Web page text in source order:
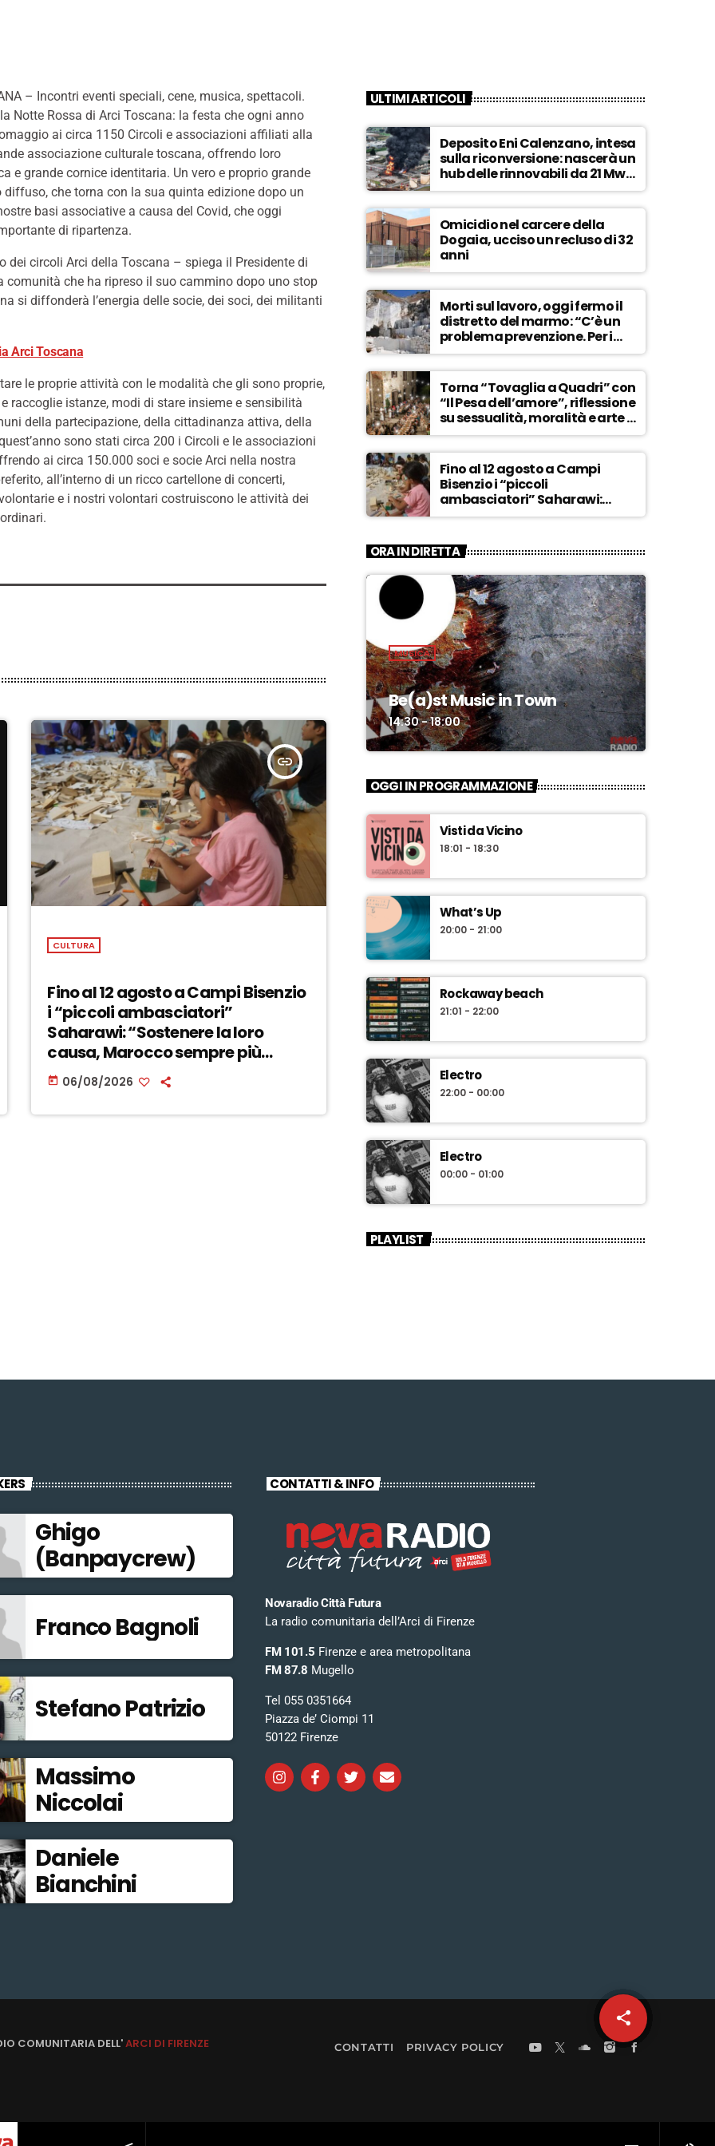
share
email
– Incontri eventi speciali, cene, musica, spettacoli.
Notte Rossa di Arci Toscana: la festa che ogni anno
ai circa 1150 Circoli e associazioni affiliati alla
associazione culturale toscana, offrendo loro
e grande cornice identitaria. Un vero e proprio grande
diffuso, che torna con la sua quinta edizione dopo un
basi associative a causa del Covid, che oggi
di ripartenza.
dei circoli Arci della Toscana – spiega il Presidente di
che ha ripreso il suo cammino dopo uno stop
si diffonderà l’energia delle socie, dei soci, dei militanti
Arci Toscana
le proprie attività con le modalità che gli sono proprie,
raccoglie istanze, modi di stare insieme e sensibilità
della partecipazione, della cittadinanza attiva, della
sono stati circa 200 i Circoli e le associazioni
ai circa 150.000 soci e socie Arci nella nostra
all’interno di un ricco cartellone di concerti,
e i nostri volontari costruiscono le attività dei
insert_link
CULTURA
Fino al 12 agosto a Campi Bisenzio
i “piccoli ambasciatori”
Saharawi: “Sostenere la loro
causa, Marocco sempre più
invadente” – ASCOLTA
today 06/08/2026
ULTIMI ARTICOLI
Deposito Eni Calenzano, intesa
sulla riconversione: nascerà un
hub delle rinnovabili da 21 Mw –
ASCOLTA
Omicidio nel carcere della
Dogaia, ucciso un recluso di 32
anni
Morti sul lavoro, oggi fermo il
distretto del marmo: “C’è un
problema prevenzione. Per i
controlli, un solo ispettore” –
ASCOLTA
Torna “Tovaglia a Quadri” con
“Il Pesa dell’amore”, riflessione
su sessualità, moralità e arte –
ASCOLTA
Fino al 12 agosto a Campi
Bisenzio i “piccoli
ambasciatori” Saharawi:
“Sostenere la loro causa,
invadente” – ASCOLTA
ORA IN DIRETTA
MUSICA
Be(a)st Music in Town
14:30 - 18:00
OGGI IN PROGRAMMAZIONE
Visti da Vicino
18:01 - 18:30
What’s Up
20:00 - 21:00
Rockaway beach
21:01 - 22:00
Electro
22:00 - 00:00
Electro
00:00 - 01:00
PLAYLIST
Ghigo
(Banpaycrew)
Franco Bagnoli
Stefano Patrizio
Massimo
Niccolai
Daniele
Bianchini
CONTATTI & INFO
Novaradio Città Futura
La radio comunitaria dell’Arci di Firenze
FM 101.5 Firenze e area metropolitana
FM 87.8 Mugello
Tel 055 0351664
Piazza de’ Ciompi 11
50122 Firenze
COMUNITARIA DELL'ARCI DI FIRENZE CONTATTI PRIVACY POLICY